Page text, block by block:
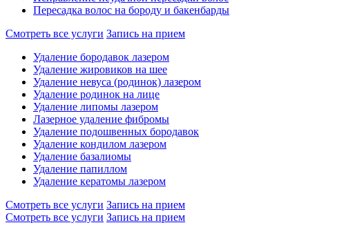
Пересадка волос на бороду и бакенбарды
Смотреть все услуги Запись на прием
Удаление бородавок лазером
Удаление жировиков на шее
Удаление невуса (родинок) лазером
Удаление родинок на лице
Удаление липомы лазером
Лазерное удаление фибромы
Удаление подошвенных бородавок
Удаление кондилом лазером
Удаление базалиомы
Удаление папиллом
Удаление кератомы лазером
Смотреть все услуги Запись на прием
Смотреть все услуги Запись на прием